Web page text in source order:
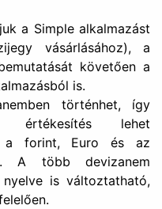
a Simple alkalmazást
vásárlásához), a
követően a
is.
történhet, így
értékesítés lehet
a forint, Euro és az
A több devizanem
is változtatható,